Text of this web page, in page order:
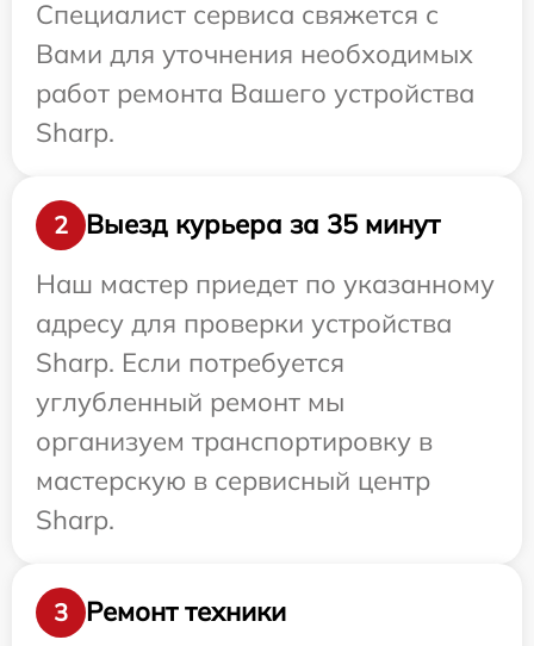
Специалист сервиса свяжется с
Вами для уточнения необходимых
работ ремонта Вашего устройства
Sharp.
2
Выезд курьера за 35 минут
Наш мастер приедет по указанному
адресу для проверки устройства
Sharp. Если потребуется
углубленный ремонт мы
организуем транспортировку в
мастерскую в сервисный центр
Sharp.
3 Ремонт техники